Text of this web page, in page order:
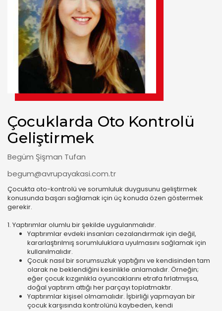
Çocuklarda Oto Kontrolü
Geliştirmek
Begüm Şişman Tufan
begum@avrupayakasi.com.tr
Çocukta oto-kontrolü ve sorumluluk duygusunu geliştirmek
konusunda başarı sağlamak için üç konuda özen göstermek
gerekir.
1. Yaptırımlar olumlu bir şekilde uygulanmalıdır.
Yaptırımlar evdeki insanları cezalandırmak için değil,
kararlaştırılmış sorumluluklara uyulmasını sağlamak için
kullanılmalıdır.
Çocuk nasıl bir sorumsuzluk yaptığını ve kendisinden tam
olarak ne beklendiğini kesinlikle anlamalıdır. Örneğin;
eğer çocuk kızgınlıkla oyuncaklarını etrafa fırlatmışsa,
doğal yaptırım attığı her parçayı toplatmaktır.
Yaptırımlar kişisel olmamalıdır. İşbirliği yapmayan bir
çocuk karşısında kontrolünü kaybeden, kendi